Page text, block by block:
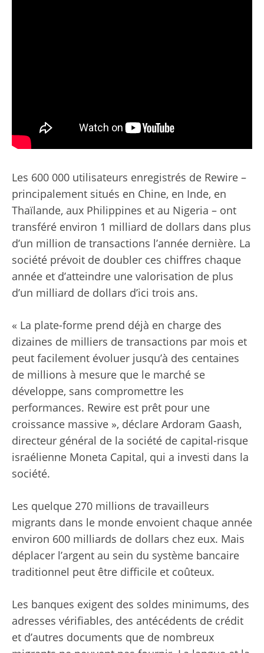
Les 600 000 utilisateurs enregistrés de Rewire –
principalement situés en Chine, en Inde, en
Thaïlande, aux Philippines et au Nigeria – ont
transféré environ 1 milliard de dollars dans plus
d’un million de transactions l’année dernière. La
société prévoit de doubler ces chiffres chaque
année et d’atteindre une valorisation de plus
d’un milliard de dollars d’ici trois ans.
« La plate-forme prend déjà en charge des
dizaines de milliers de transactions par mois et
peut facilement évoluer jusqu’à des centaines
de millions à mesure que le marché se
développe, sans compromettre les
performances. Rewire est prêt pour une
croissance massive », déclare Ardoram Gaash,
directeur général de la société de capital-risque
israélienne Moneta Capital, qui a investi dans la
société.
Les quelque 270 millions de travailleurs
migrants dans le monde envoient chaque année
environ 600 milliards de dollars chez eux. Mais
déplacer l’argent au sein du système bancaire
traditionnel peut être difficile et coûteux.
Les banques exigent des soldes minimums, des
adresses vérifiables, des antécédents de crédit
et d’autres documents que de nombreux